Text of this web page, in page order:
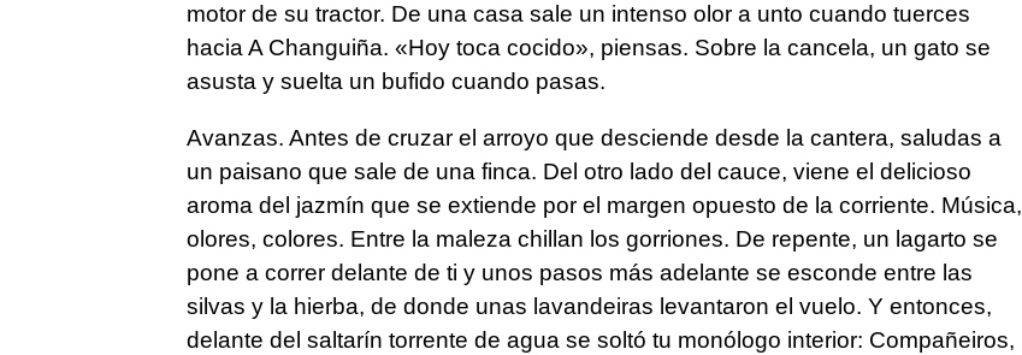
motor de su tractor. De una casa sale un intenso olor a unto cuando tuerces
hacia A Changuiña. «Hoy toca cocido», piensas. Sobre la cancela, un gato se
asusta y suelta un bufido cuando pasas.
Avanzas. Antes de cruzar el arroyo que desciende desde la cantera, saludas a
un paisano que sale de una finca. Del otro lado del cauce, viene el delicioso
aroma del jazmín que se extiende por el margen opuesto de la corriente. Música,
olores, colores. Entre la maleza chillan los gorriones. De repente, un lagarto se
pone a correr delante de ti y unos pasos más adelante se esconde entre las
silvas y la hierba, de donde unas lavandeiras levantaron el vuelo. Y entonces,
delante del saltarín torrente de agua se soltó tu monólogo interior: Compañeiros,